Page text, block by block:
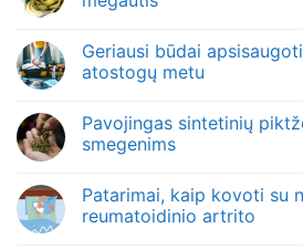
Geriausi būdai
atostogų metu
Pavojingas sintetinių
smegenims
Patarimai, kaip kovoti su
reumatoidinio artrito